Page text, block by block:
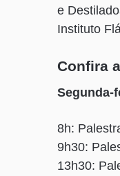
e
Instituto
Confira
Segunda-
8h:
9h30:
13h30: